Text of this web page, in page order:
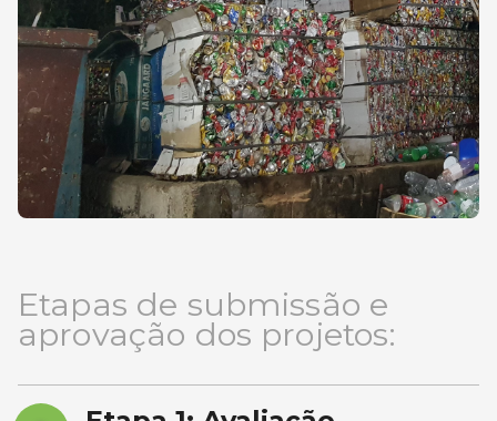
Etapas de submissão e
aprovação dos projetos: